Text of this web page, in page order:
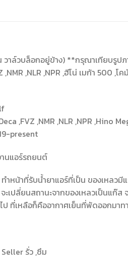
วาล์วบล็อกอยู่ข้าง) **กรุณาเทียบรู
,NMR ,NLR ,NPR ,ฮีโน่ เมก้า 500 ,
,FVZ ,NMR ,NLR ,NPR ,Hino
present
นแอร์รถยนต์
ำหน้าที่รับน้ำยาแอร์ที่เป็น ของเหลว
ะเปลี่ยนสถานะจากของเหลวเป็นแก๊
ที่เหลือก็คืออากาศเย็นที่พัดออกมาท
รั่ว ,ซึม